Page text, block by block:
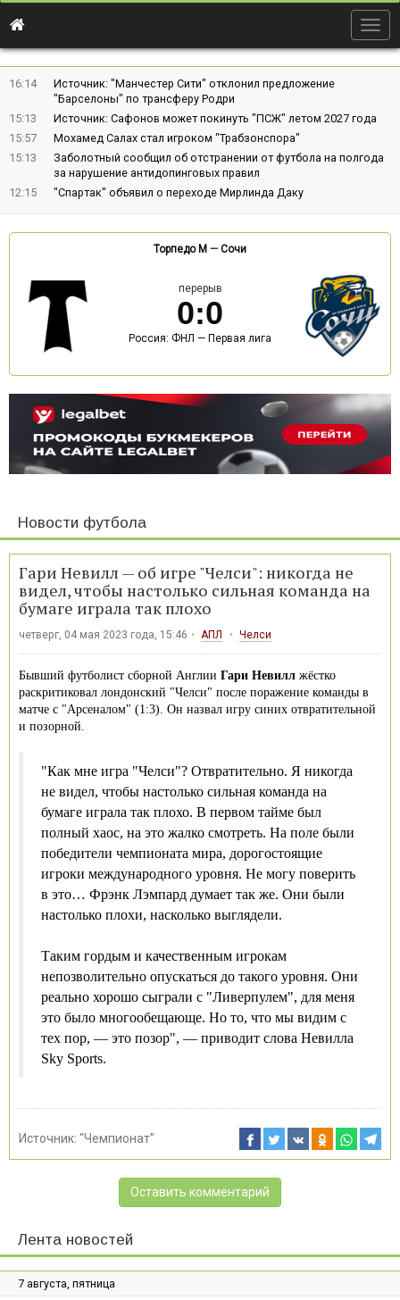
16:14
Источник: "Манчестер Сити" отклонил предложение
"Барселоны" по трансферу Родри
15:13
Источник: Сафонов может покинуть "ПСЖ" летом 2027 года
15:57
Мохамед Салах стал игроком "Трабзонспора"
15:13
Заболотный сообщил об отстранении от футбола на полгода
за нарушение антидопинговых правил
12:15
"Спартак" объявил о переходе Мирлинда Даку
Торпедо М — Сочи
перерыв
0:0
Россия: ФНЛ — Первая лига
Новости футбола
Гари Невилл — об игре "Челси": никогда не
видел, чтобы настолько сильная команда на
бумаге играла так плохо
четверг, 04 мая 2023 года, 15:46 АПЛ Челси
Бывший футболист сборной Англии Гари Невилл жёстко
раскритиковал лондонский "Челси" после поражение команды в
матче с "Арсеналом" (1:3). Он назвал игру синих отвратительной
и позорной.
"Как мне игра "Челси"? Отвратительно. Я никогда
не видел, чтобы настолько сильная команда на
бумаге играла так плохо. В первом тайме был
полный хаос, на это жалко смотреть. На поле были
победители чемпионата мира, дорогостоящие
игроки международного уровня. Не могу поверить
в это… Фрэнк Лэмпард думает так же. Они были
настолько плохи, насколько выглядели.
Таким гордым и качественным игрокам
непозволительно опускаться до такого уровня. Они
реально хорошо сыграли с "Ливерпулем", для меня
это было многообещающе. Но то, что мы видим с
тех пор, — это позор", — приводит слова Невилла
Sky Sports.
Источник: "Чемпионат"
Оставить комментарий
Лента новостей
7 августа, пятница